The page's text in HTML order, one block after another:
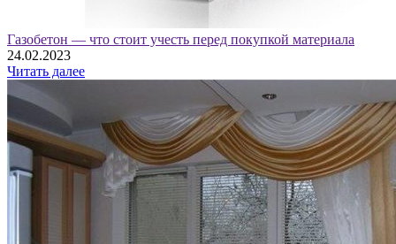
Газобетон — что стоит учесть перед покупкой материала
24.02.2023
Читать далее